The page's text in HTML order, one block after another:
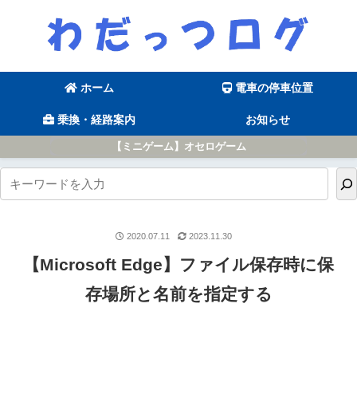
ホーム 電車の停車位置
乗換・経路案内 お知らせ
【ミニゲーム】オセロゲーム
【Microsoft Edge】ファイル保存時に保
存場所と名前を指定する
2020.07.11 2023.11.30